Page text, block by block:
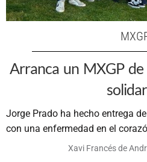
Arranca un MXGP
Jorge Prado ha hecho entrega
con una enfermedad en el
Xavi Francés de